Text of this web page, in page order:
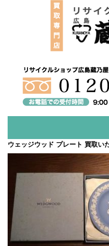
ウェッジウッド プレート 買取い